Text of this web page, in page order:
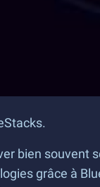
bien souvent
grâce à